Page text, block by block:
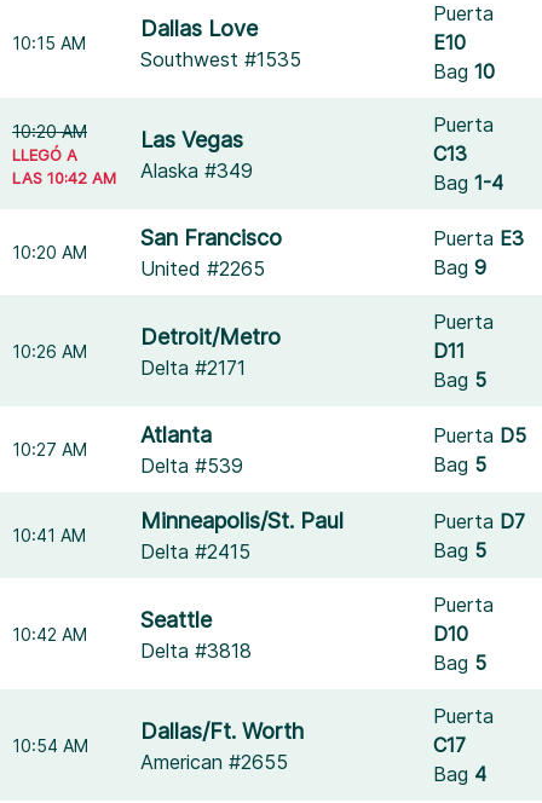
10:15 AM
Dallas Love
Southwest #1535
Puerta
E10
Bag10
10:20 AM
LLEGÓ A
LAS 10:42 AM
Las Vegas
Alaska #349
Puerta
C13
Bag1-4
10:20 AM
San Francisco
United #2265
Puerta E3
Bag9
10:26 AM
Detroit/Metro
Delta #2171
Puerta
D11
Bag 5
10:27 AM
Atlanta
Delta #539
Puerta D5
Bag 5
10:41 AM
Minneapolis/St. Paul
Delta #2415
Puerta D7
Bag 5
10:42 AM
Seattle
Delta #3818
Puerta
D10
Bag 5
10:54 AM
Dallas/Ft. Worth
American #2655
Puerta
C17
Bag 4